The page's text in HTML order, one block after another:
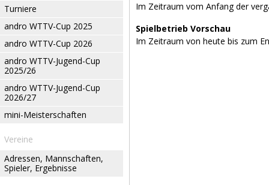
Turniere
andro WTTV-Cup 2025
andro WTTV-Cup 2026
andro WTTV-Jugend-Cup
2025/26
andro WTTV-Jugend-Cup
2026/27
mini-Meisterschaften
Vereine
Adressen, Mannschaften,
Spieler, Ergebnisse
Im Zeitraum vom Anfang der
Spielbetrieb Vorschau
Im Zeitraum von heute bis zum